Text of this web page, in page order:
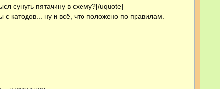
б
щ
е
сунуть пятачину в схему?[/uquote]
с катодов... ну и всё, что положено по правилам.